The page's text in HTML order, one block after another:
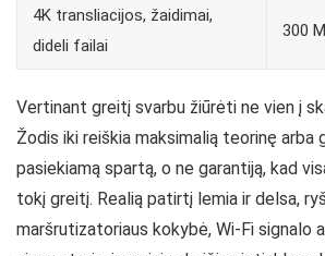
4K transliacijos, žaidimai,
dideli failai
300
Vertinant greitį svarbu žiūrėti ne vien į
Žodis iki reiškia maksimalią teorinę arba
pasiekiamą spartą, o ne garantiją, kad
tokį greitį. Realią patirtį lemia ir delsa,
maršrutizatoriaus kokybė, Wi-Fi signalo